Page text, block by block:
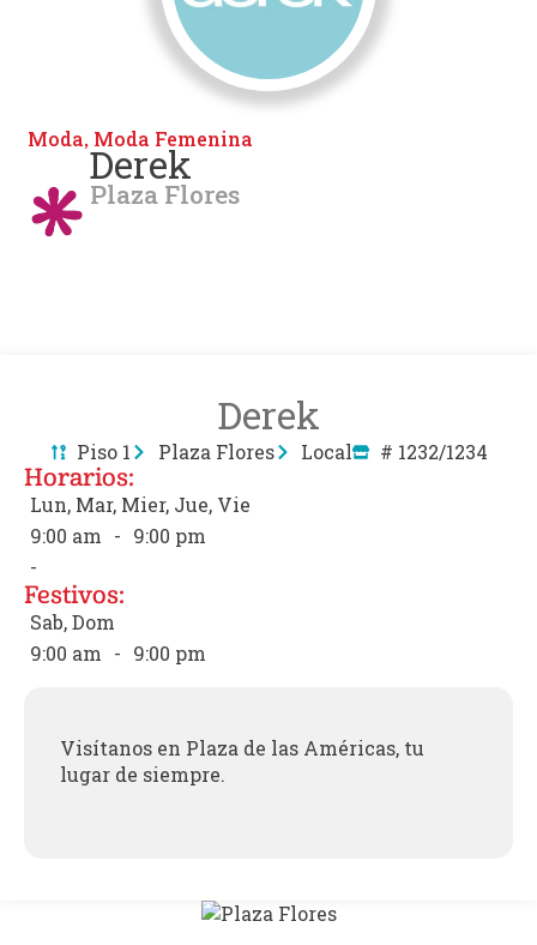
Moda, Moda Femenina
Derek
Plaza Flores
Derek
Piso 1 Plaza Flores Local # 1232/1234
Horarios:
Lun, Mar, Mier, Jue, Vie
9:00 am - 9:00 pm
-
Festivos:
Sab, Dom
9:00 am - 9:00 pm
Visítanos en Plaza de las Américas, tu
lugar de siempre.